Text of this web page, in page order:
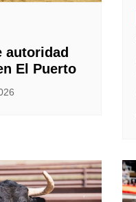
autoridad
El Puerto